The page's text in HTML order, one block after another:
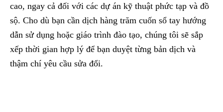
cao, ngay cả đối với các dự án kỹ thuật phức tạp và đồ
sộ. Cho dù bạn cần dịch hàng trăm cuốn sổ tay hướng
dẫn sử dụng hoặc giáo trình đào tạo, chúng tôi sẽ sắp
xếp thời gian hợp lý để bạn duyệt từng bản dịch và
thậm chí yêu cầu sửa đổi.